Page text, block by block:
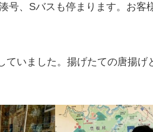
、Sバスも停まります。お客
いました。揚げたての唐揚